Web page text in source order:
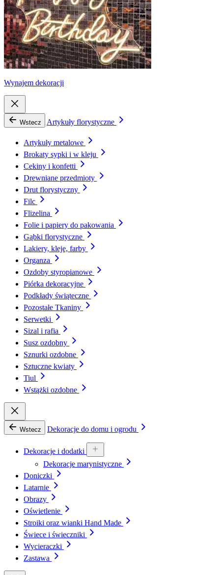
Wynajem dekoracji
Wstecz Artykuły florystyczne
Artykuły metalowe
Brokaty sypki i w kleju
Cekiny i konfetti
Drewniane przedmioty
Drut florystyczny
Filc
Flizelina
Folie i papiery do pakowania
Gąbki florystyczne
Lakiery, kleje, farby
Organza
Ozdoby styropianowe
Piórka dekoracyjne
Podkłady świąteczne
Pozostałe Tkaniny
Serwetki
Sizal i rafia
Susz ozdobny
Sznurki ozdobne
Sztuczne kwiaty
Tiul
Wstążki ozdobne
Wstecz Dekoracje do domu i ogrodu
Dekoracje i dodatki
Dekoracje marynistyczne
Doniczki
Latarnie
Obrazy
Oświetlenie
Stroiki oraz wianki Hand Made
Świece i świeczniki
Wycieraczki
Zastawa